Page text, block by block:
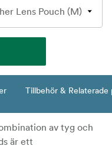
Tillbehör & Relaterade
av tyg och
är ett